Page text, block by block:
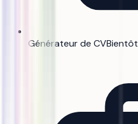
Générateur de CVBientôt